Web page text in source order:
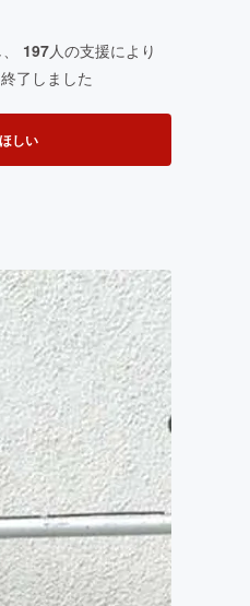
197人の支援により
了しました
しい